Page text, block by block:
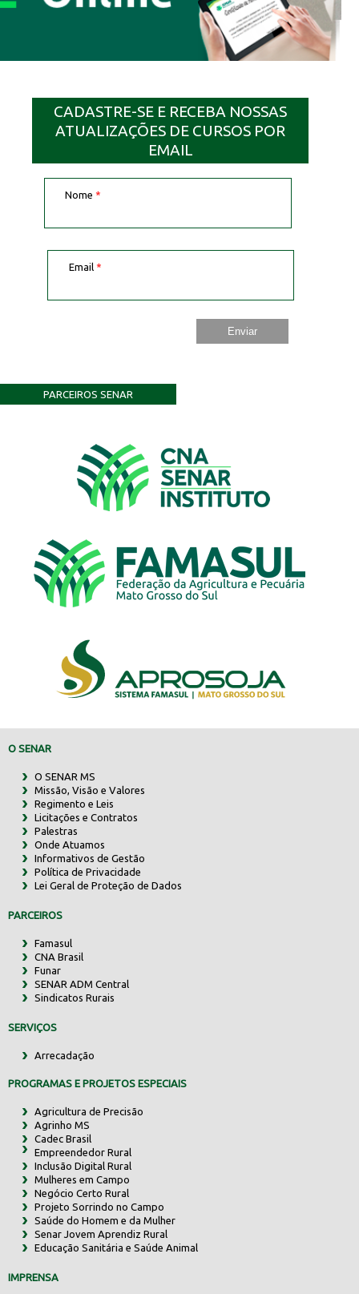
CADASTRE-SE E RECEBA NOSSAS
ATUALIZAÇÕES DE CURSOS POR
EMAIL
Nome *
Email *
PARCEIROS SENAR
O SENAR
O SENAR MS
Missão, Visão e Valores
Regimento e Leis
Licitações e Contratos
Palestras
Onde Atuamos
Informativos de Gestão
Política de Privacidade
Lei Geral de Proteção de Dados
PARCEIROS
Famasul
CNA Brasil
Funar
SENAR ADM Central
Sindicatos Rurais
SERVIÇOS
Arrecadação
PROGRAMAS E PROJETOS ESPECIAIS
Agricultura de Precisão
Agrinho MS
Cadec Brasil
Empreendedor Rural
Inclusão Digital Rural
Mulheres em Campo
Negócio Certo Rural
Projeto Sorrindo no Campo
Saúde do Homem e da Mulher
Senar Jovem Aprendiz Rural
Educação Sanitária e Saúde Animal
IMPRENSA